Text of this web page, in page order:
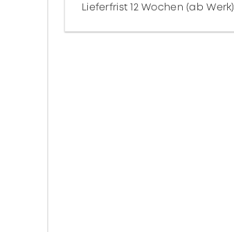
Lieferfrist 12 Wochen (ab Werk)